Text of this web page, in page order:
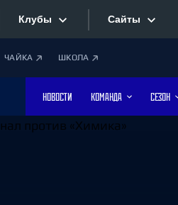
Клубы
Дивизион Боброва
Лада
Сайты
ЧАЙКА ШКОЛА
НОВОСТИ КОМАНДА СЕЗОН